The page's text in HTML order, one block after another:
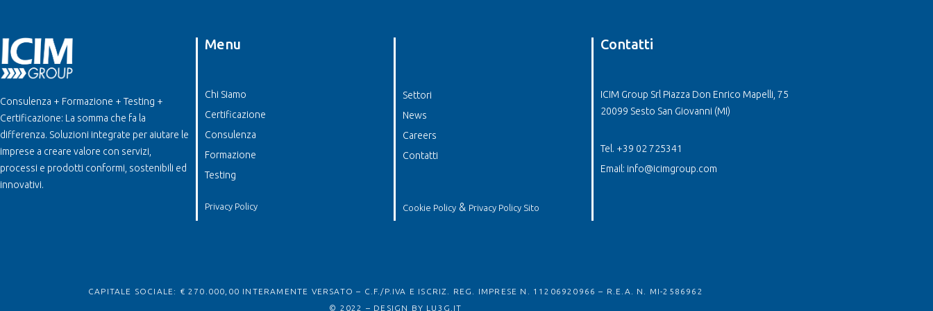
Consulenza + Formazione + Testing +
Certificazione: La somma che fa la
differenza. Soluzioni integrate per aiutare le
imprese a creare valore con servizi,
processi e prodotti conformi, sostenibili ed
innovativi.
Menu
Chi Siamo
Certificazione
Consulenza
Formazione
Testing
Privacy Policy
Settori
News
Careers
Contatti
Cookie Policy & Privacy Policy Sito
Contatti
ICIM Group Srl Piazza Don Enrico Mapelli, 75
20099 Sesto San Giovanni (MI)
Tel. +39 02 725341
Email: info@icimgroup.com
CAPITALE SOCIALE: € 270.000,00 INTERAMENTE VERSATO – C.F./P.IVA E ISCRIZ. REG. IMPRESE N. 11206920966 – R.E.A. N. MI-2586962
© 2022 – DESIGN BY LU3G.IT